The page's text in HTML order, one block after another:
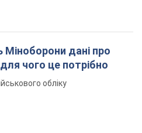
дані про
чого це потрібно
обліку